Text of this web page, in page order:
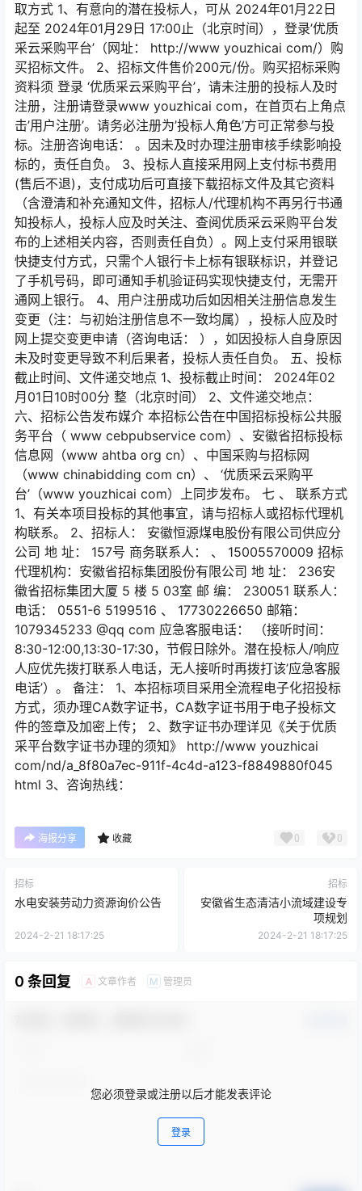
取方式 1、有意向的潜在投标人，可从 2024年01月22日
起至 2024年01月29日 17:00止（北京时间），登录’优质
采云采购平台’（网址： http://www youzhicai com/）购
买招标文件。 2、招标文件售价200元/份。购买招标采购
资料须 登录 ‘优质采云采购平台’，请未注册的投标人及时
注册，注册请登录www youzhicai com，在首页右上角点
击’用户注册’。请务必注册为’投标人角色’方可正常参与投
标。注册咨询电话： 。因未及时办理注册审核手续影响投
标的，责任自负。 3、投标人直接采用网上支付标书费用
(售后不退)，支付成功后可直接下载招标文件及其它资料
（含澄清和补充通知文件，招标人/代理机构不再另行书通
知投标人，投标人应及时关注、查阅优质采云采购平台发
布的上述相关内容，否则责任自负）。网上支付采用银联
快捷支付方式，只需个人银行卡上标有银联标识，并登记
了手机号码，即可通知手机验证码实现快捷支付，无需开
通网上银行。 4、用户注册成功后如因相关注册信息发生
变更（注：与初始注册信息不一致均属），投标人应及时
网上提交变更申请（咨询电话： ），如因投标人自身原因
未及时变更导致不利后果者，投标人责任自负。 五、投标
截止时间、文件递交地点 1、投标截止时间： 2024年02
月01日10时00分 整（北京时间） 2、文件递交地点：
六、招标公告发布媒介 本招标公告在中国招标投标公共服
务平台（ www cebpubservice com）、安徽省招标投标
信息网（www ahtba org cn）、中国采购与招标网
（www chinabidding com cn）、 ‘优质采云采购平
台’（www youzhicai com）上同步发布。 七 、 联系方式
1、有关本项目投标的其他事宜，请与招标人或招标代理机
构联系。 2、招标人： 安徽恒源煤电股份有限公司供应分
公司 地 址： 157号 商务联系人： 、 15005570009 招标
代理机构：安徽省招标集团股份有限公司 地 址： 236安
徽省招标集团大厦 5 楼 5 03室 邮 编： 230051 联系人：
电话： 0551-6 5199516 、 17730226650 邮箱：
1079345233 @qq com 应急客服电话： （接听时间：
8:30-12:00,13:30-17:30，节假日除外。潜在投标人/响应
人应优先拨打联系人电话，无人接听时再拨打该’应急客服
电话’）。 备注： 1、本招标项目采用全流程电子化招投标
方式，须办理CA数字证书，CA数字证书用于电子投标文
件的签章及加密上传； 2、数字证书办理详见《关于优质
采平台数字证书办理的须知》 http://www youzhicai
com/nd/a_8f80a7ec-911f-4c4d-a123-f8849880f045
html 3、咨询热线：
海报分享 收藏 0 0
招标
水电安装劳动力资源询价公告
2024-2-21 18:17:25
招标
安徽省生态清洁小流域建设专
项规划
2024-2-21 18:17:25
0 条回复 A 文章作者 M 管理员
您必须登录或注册以后才能发表评论
登录